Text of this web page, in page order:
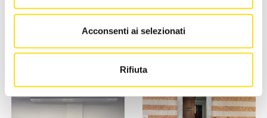
Acconsenti ai selezionati
Rifiuta